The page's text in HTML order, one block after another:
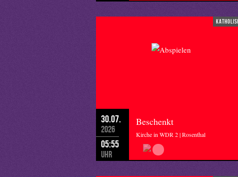
30.07.
2026
05:55
Uhr
Beschenkt
Kirche in WDR 2 | Rosenthal